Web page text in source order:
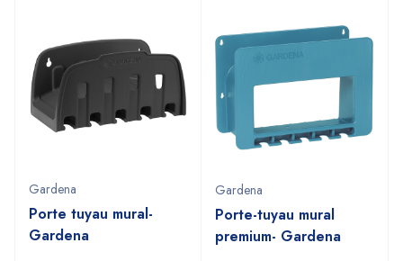
Gardena
Porte tuyau mural-
Gardena
Gardena
Porte-tuyau mural
premium- Gardena